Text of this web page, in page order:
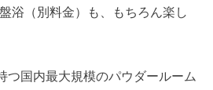
浴（別料金）も、もちろん楽し
つ国内最大規模のパウダールーム